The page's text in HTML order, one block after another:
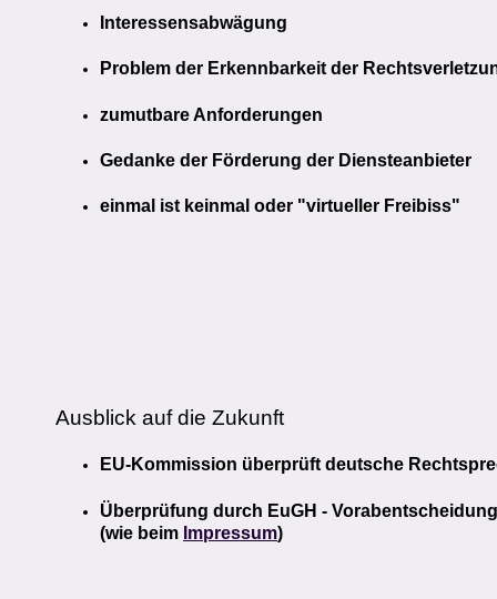
Interessensabwägung
Problem der Erkennbarkeit der
zumutbare Anforderungen
Gedanke der Förderung der Diensteanbieter
einmal ist keinmal oder "virtueller Freibiss"
Ausblick auf die Zukunft
EU-Kommission überprüft deutsche
Überprüfung durch EuGH -
(wie beim Impressum)